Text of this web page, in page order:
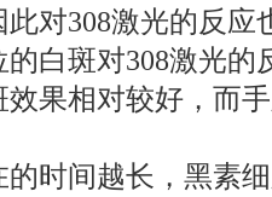
对308激光的反应
白斑对308激光的
果相对较好，而
时间越长，黑素